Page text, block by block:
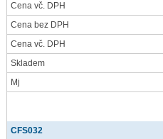
Cena vč. DPH
Cena bez DPH
Cena vč. DPH
Skladem
Mj
CFS032